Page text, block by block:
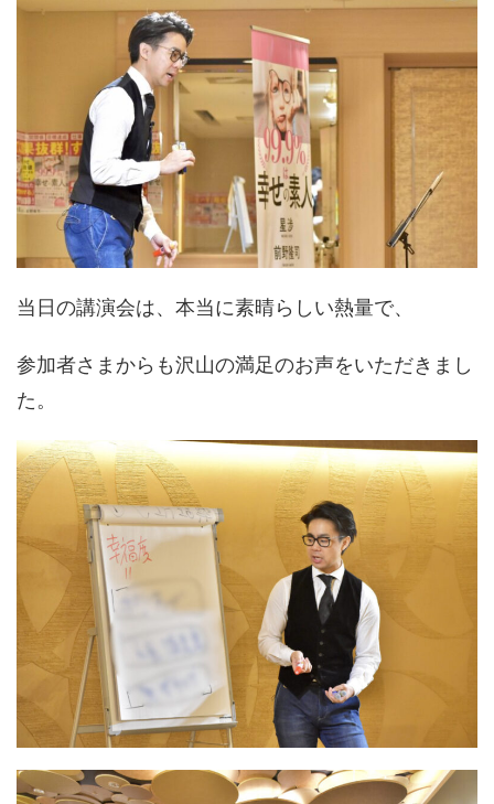
当日の講演会は、本当に素晴らしい熱量で、
参加者さまからも沢山の満足のお声をいただきまし
た。